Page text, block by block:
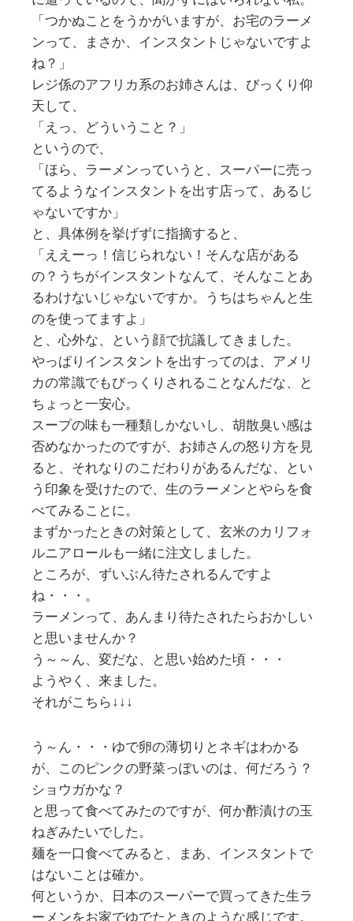
「つかぬことをうかがいますが、お宅のラーメ
ンって、まさか、インスタントじゃないですよ
ね？」
レジ係のアフリカ系のお姉さんは、びっくり仰
天して、
「えっ、どういうこと？」
というので、
「ほら、ラーメンっていうと、スーパーに売っ
てるようなインスタントを出す店って、あるじ
ゃないですか」
と、具体例を挙げずに指摘すると、
「ええーっ！信じられない！そんな店がある
の？うちがインスタントなんて、そんなことあ
るわけないじゃないですか。うちはちゃんと生
のを使ってますよ」
と、心外な、という顔で抗議してきました。
やっぱりインスタントを出すってのは、アメリ
カの常識でもびっくりされることなんだな、と
ちょっと一安心。
スープの味も一種類しかないし、胡散臭い感は
否めなかったのですが、お姉さんの怒り方を見
ると、それなりのこだわりがあるんだな、とい
う印象を受けたので、生のラーメンとやらを食
べてみることに。
まずかったときの対策として、玄米のカリフォ
ルニアロールも一緒に注文しました。
ところが、ずいぶん待たされるんですよ
ね・・・。
ラーメンって、あんまり待たされたらおかしい
と思いませんか？
う～～ん、変だな、と思い始めた頃・・・
ようやく、来ました。
それがこちら↓↓↓
う～ん・・・ゆで卵の薄切りとネギはわかる
が、このピンクの野菜っぽいのは、何だろう？
ショウガかな？
と思って食べてみたのですが、何か酢漬けの玉
ねぎみたいでした。
麺を一口食べてみると、まあ、インスタントで
はないことは確か。
何というか、日本のスーパーで買ってきた生ラ
ーメンをお家でゆでたときのような感じです。